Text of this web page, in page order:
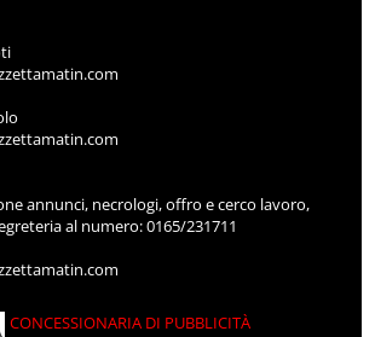
annunci, necrologi, offro e cerco lavoro,
al numero: 0165/231711
CONCESSIONARIA DI PUBBLICITÀ